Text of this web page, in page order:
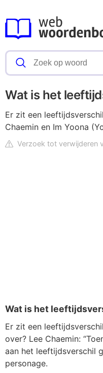
Wat is het
Er zit een
Chaemin en Im Yoona
Verzoek tot verwijderen
Wat is het
Er zit een
over? Lee Chaemin:
aan het leeftijdsverschil
personage.